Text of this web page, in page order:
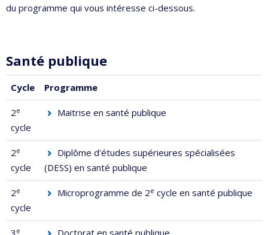
du programme qui vous intéresse ci-dessous.
Santé publique
Cycle Programme
2e
cycle
Maitrise en santé publique
2e
cycle
Diplôme d'études supérieures spécialisées
(DESS) en santé publique
2e
cycle
Microprogramme de 2e cycle en santé publique
e